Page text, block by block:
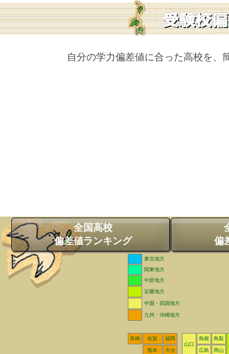
自分の学力偏差値に合った高校を、
全国高校
偏差値ランキング
偏
東北地方
関東地方
中部地方
近畿地方
中国・四国地方
九州・沖縄地方
長崎 佐賀
福岡
山口
島根
鳥取
熊本
大分 広島 岡山